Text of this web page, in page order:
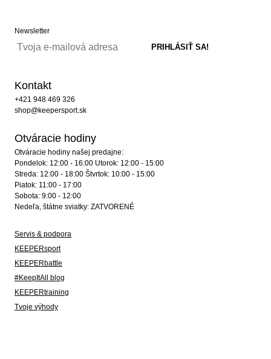
Newsletter
Kontakt
+421 948 469 326
shop@keepersport.sk
Otváracie hodiny
Otváracie hodiny našej predajne:
Pondelok: 12:00 - 16:00 Utorok: 12:00 - 15:00
Streda: 12:00 - 18:00 Štvrtok: 10:00 - 15:00
Piatok: 11:00 - 17:00
Sobota: 9:00 - 12:00
Nedeľa, štátne sviatky: ZATVORENÉ
Servis & podpora
KEEPERsport
KEEPERbattle
#KeepItAll blog
KEEPERtraining
Tvoje výhody